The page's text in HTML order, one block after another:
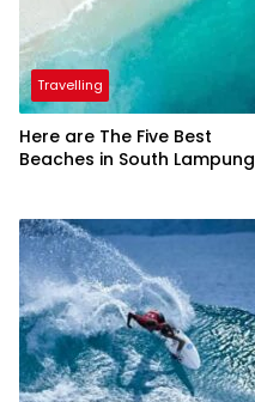
Travelling
Here are The Five Best
Beaches in South Lampung